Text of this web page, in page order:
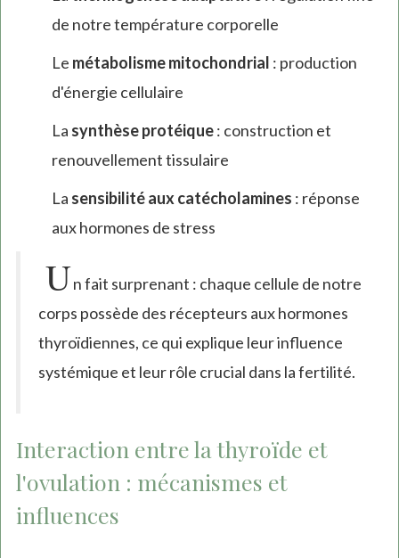
de notre température corporelle
Le métabolisme mitochondrial : production
d'énergie cellulaire
La synthèse protéique: construction et
renouvellement tissulaire
La sensibilité aux catécholamines : réponse
aux hormones de stress
Un fait surprenant : chaque cellule de notre
corps possède des récepteurs aux hormones
thyroïdiennes, ce qui explique leur influence
systémique et leur rôle crucial dans la fertilité.
Interaction entre la thyroïde et
l'ovulation : mécanismes et
influences